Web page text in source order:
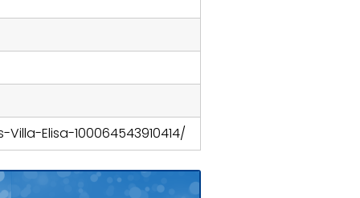
Elisa-100064543910414/